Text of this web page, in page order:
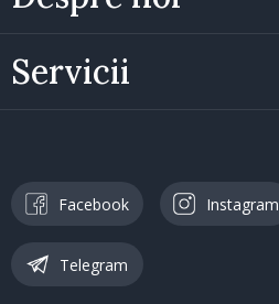
Servicii
Facebook Instagram
Telegram